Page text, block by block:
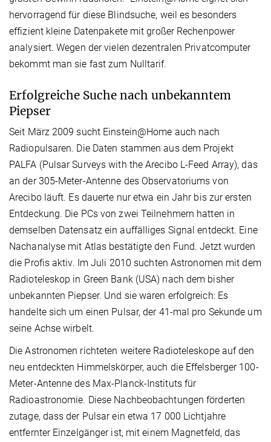
hervorragend für diese Blindsuche, weil es besonders
effizient kleine Datenpakete mit großer Rechenpower
analysiert. Wegen der vielen dezentralen Privatcomputer
bekommt man sie fast zum Nulltarif.
Erfolgreiche Suche nach unbekanntem
Piepser
Seit März 2009 sucht Einstein@Home auch nach
Radiopulsaren. Die Daten stammen aus dem Projekt
PALFA (Pulsar Surveys with the Arecibo L-Feed Array), das
an der 305-Meter-Antenne des Observatoriums von
Arecibo läuft. Es dauerte nur etwa ein Jahr bis zur ersten
Entdeckung. Die PCs von zwei Teilnehmern hatten in
demselben Datensatz ein auffälliges Signal entdeckt. Eine
Nachanalyse mit Atlas bestätigte den Fund. Jetzt wurden
die Profis aktiv. Im Juli 2010 suchten Astronomen mit dem
Radioteleskop in Green Bank (USA) nach dem bisher
unbekannten Piepser. Und sie waren erfolgreich: Es
handelte sich um einen Pulsar, der 41-mal pro Sekunde um
seine Achse wirbelt.
Die Astronomen richteten weitere Radioteleskope auf den
neu entdeckten Himmelskörper, auch die Effelsberger 100-
Meter-Antenne des Max-Planck-Instituts für
Radioastronomie. Diese Nachbeobachtungen förderten
zutage, dass der Pulsar ein etwa 17 000 Lichtjahre
entfernter Einzelgänger ist, mit einem Magnetfeld, das